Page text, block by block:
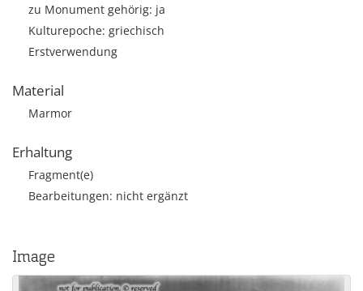
zu Monument gehörig: ja
Kulturepoche: griechisch
Erstverwendung
Material
Marmor
Erhaltung
Fragment(e)
Bearbeitungen: nicht ergänzt
Image